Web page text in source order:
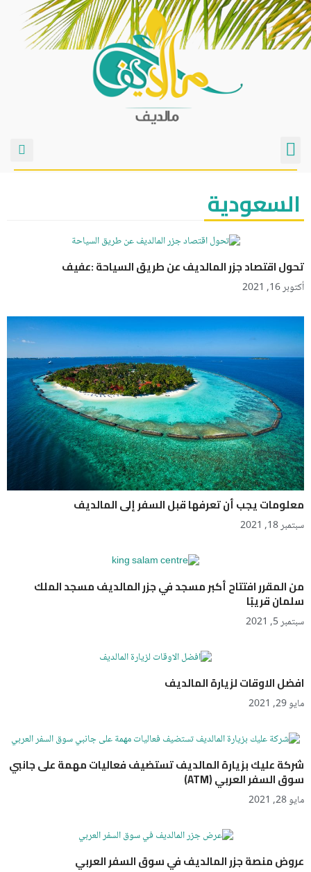
السعودية
تحول اقتصاد جزر المالديف عن طريق السياحة :عفيف
أكتوبر 16, 2021
معلومات يجب أن تعرفها قبل السفر إلى المالديف
سبتمبر 18, 2021
من المقرر افتتاح أكبر مسجد في جزر المالديف مسجد الملك
سلمان قريبًا
سبتمبر 5, 2021
افضل الاوقات لزيارة المالديف
مايو 29, 2021
شركة عليك بزيارة المالديف تستضيف فعاليات مهمة على جانبي
سوق السفر العربي (ATM)
مايو 28, 2021
عروض منصة جزر المالديف في سوق السفر العربي